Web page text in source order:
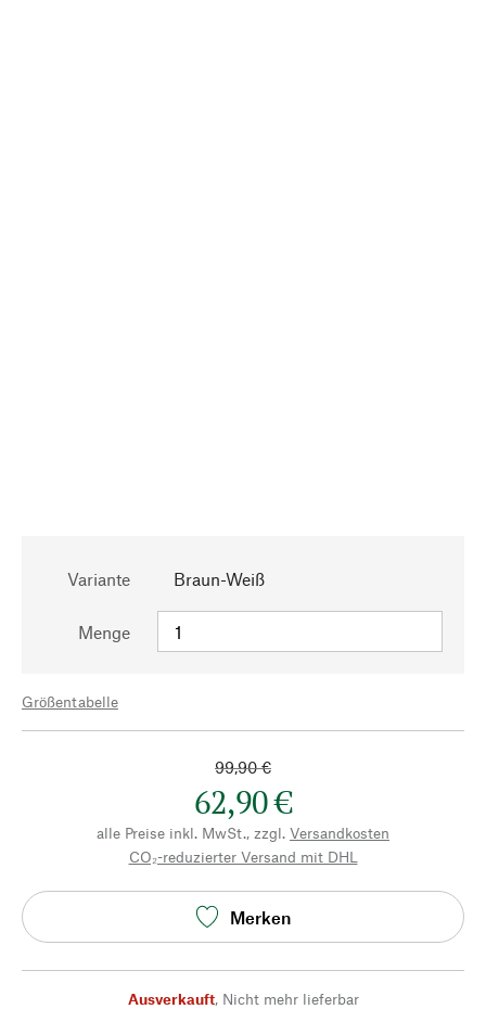
Variante Braun-Weiß
Menge
Größentabelle
99,90 €
62,90 €
alle Preise inkl. MwSt., zzgl. Versandkosten
CO₂-reduzierter Versand mit DHL
Merken
Ausverkauft, Nicht mehr lieferbar